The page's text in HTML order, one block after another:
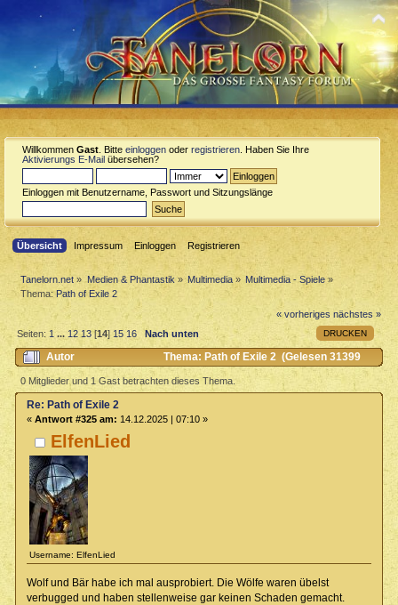
Willkommen Gast . Bitte einloggen oder registrieren . Haben Sie Ihre
Aktivierungs E-Mail übersehen?
Einloggen mit Benutzername, Passwort und Sitzungslänge
Übersicht Impressum Einloggen Registrieren
Tanelorn.net » Medien & Phantastik » Multimedia » Multimedia - Spiele»
Thema: Path of Exile 2
« vorheriges nächstes »
DRUCKEN
Seiten:1 ...12 13[14]15 16 Nach unten
Autor
Thema: Path of Exile 2 (Gelesen 31399
mal)
0 Mitglieder und 1 Gast betrachten dieses Thema.
ElfenLied
Username: ElfenLied
Re: Path of Exile 2
« Antwort #325 am: 14.12.2025 | 07:10 »
Wolf und Bär habe ich mal ausprobiert. Die Wölfe waren übelst
verbugged und haben stellenweise gar keinen Schaden gemacht.